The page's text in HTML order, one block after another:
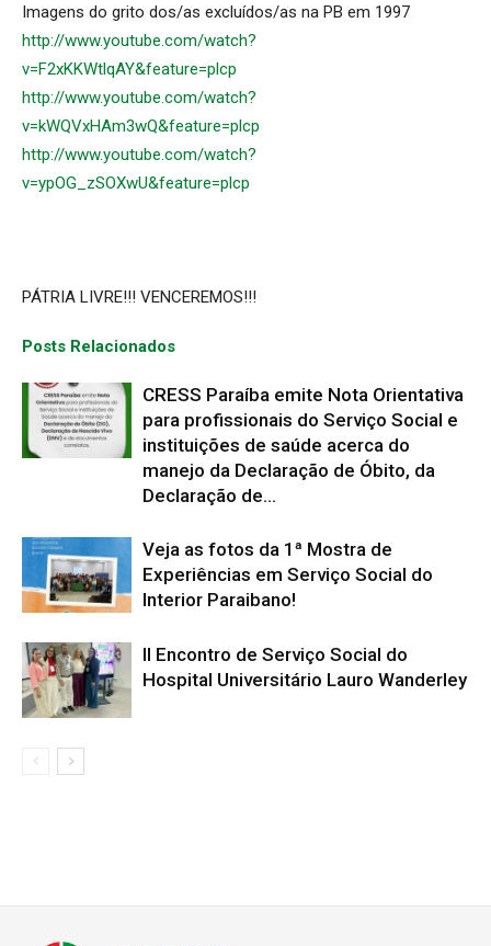
Imagens do grito dos/as excluídos/as na PB em 1997
http://www.youtube.com/watch?
v=F2xKKWtlqAY&feature=plcp
http://www.youtube.com/watch?
v=kWQVxHAm3wQ&feature=plcp
http://www.youtube.com/watch?
v=ypOG_zSOXwU&feature=plcp
PÁTRIA LIVRE!!! VENCEREMOS!!!
Posts Relacionados
CRESS Paraíba emite Nota Orientativa
para profissionais do Serviço Social e
instituições de saúde acerca do
manejo da Declaração de Óbito, da
Declaração de...
Veja as fotos da 1ª Mostra de
Experiências em Serviço Social do
Interior Paraibano!
II Encontro de Serviço Social do
Hospital Universitário Lauro Wanderley